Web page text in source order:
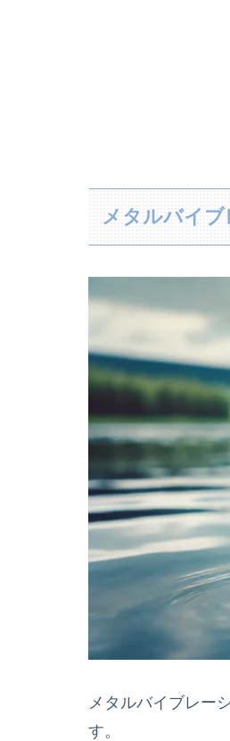
メタルバイ
メタルバイブレー
す。